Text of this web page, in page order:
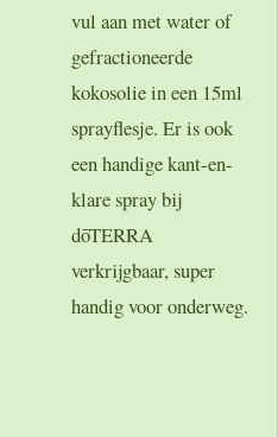
vul aan met water of
gefractioneerde
kokosolie in een 15ml
sprayflesje. Er is ook
een handige kant-en-
klare spray bij
dōTERRA
verkrijgbaar, super
handig voor onderweg.